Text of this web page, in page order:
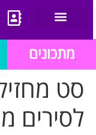
מתכונים
סט
לסירים